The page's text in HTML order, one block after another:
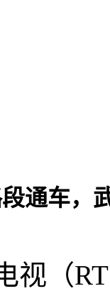
通车，
视（